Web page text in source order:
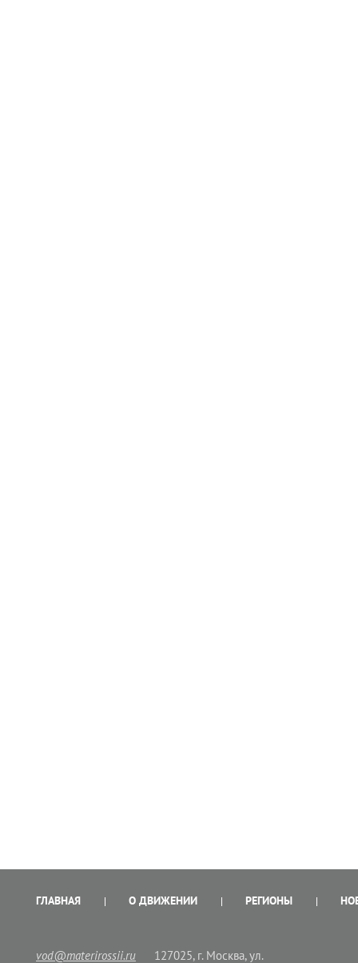
ГЛАВНАЯ О ДВИЖЕНИИ РЕГИОНЫ
vod@materirossii.ru
127025, г. Москва, ул.